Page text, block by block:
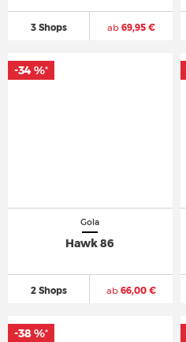
3 Shops ab69,95 €
Gola
Hawk 86
2 Shops ab66,00 €
-34 %*
-38 %*